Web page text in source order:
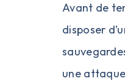
Avant de
disposer
une